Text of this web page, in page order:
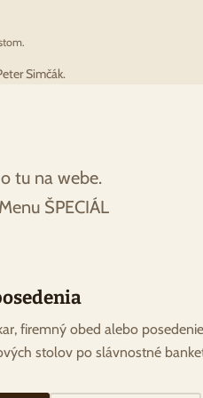
Simčák.
tu na webe.
ŠPECIÁL
firemný obed alebo
stolov po slávnostné